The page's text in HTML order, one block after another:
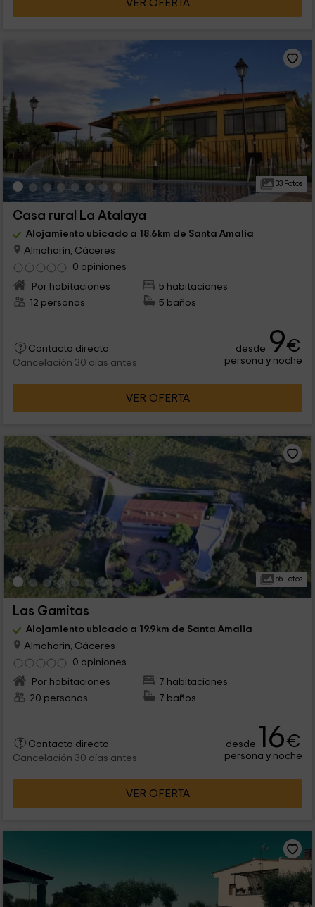
VER OFERTA
33 Fotos
Casa rural La Atalaya
Alojamiento ubicado a 18.6km de Santa Amalia
Almoharin, Cáceres
0 opiniones
Por habitaciones
5 habitaciones
12 personas
5 baños
Contacto directo
Cancelación 30 días antes
desde 9€
persona y noche
VER OFERTA
55 Fotos
Las Gamitas
Alojamiento ubicado a 19.9km de Santa Amalia
Almoharin, Cáceres
0 opiniones
Por habitaciones
7 habitaciones
20 personas
7 baños
Contacto directo
Cancelación 30 días antes
desde 16€
persona y noche
VER OFERTA